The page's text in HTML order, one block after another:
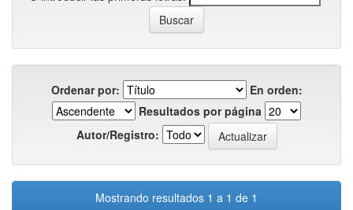
Ordenar por:
En orden:
Resultados por página
Autor/Registro:
Mostrando resultados 1 a 1 de 1